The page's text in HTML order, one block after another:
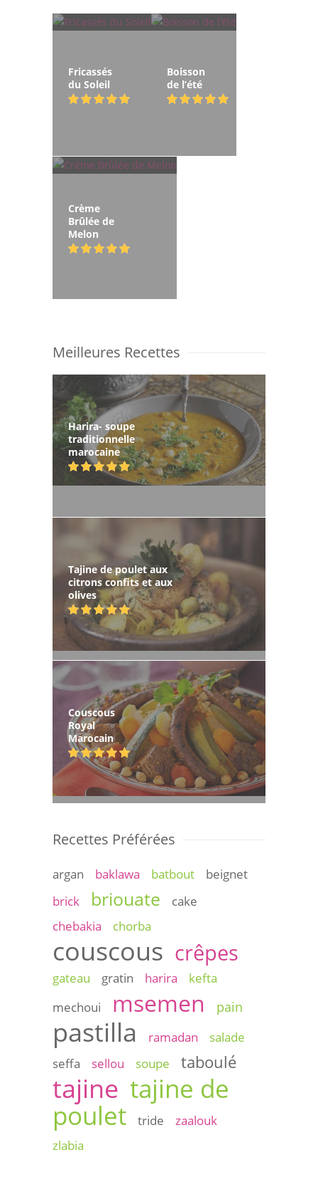
Fricassés
du Soleil
Boisson
de l’été
Crème
Brûlée de
Melon
Meilleures Recettes
Harira- soupe
traditionnelle
marocaine
Tajine de poulet aux
citrons confits et aux
olives
Couscous
Royal
Marocain
Recettes Préférées
argan baklawa batbout
beignet
brick
briouate
cake
chebakia
chorba
couscous crêpes
gateau gratin harira
kefta
mechoui
msemen pain
pastilla ramadan
salade
seffa
sellou soupe taboulé
tajine tajine de
poulet
tride
zaalouk
zlabia